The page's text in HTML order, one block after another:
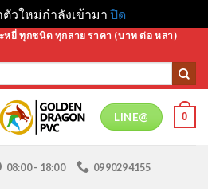
วใหม่กำลังเข้ามา ปิด
หยี่ ทุกชนิด ทุกลาย ราคา (บาท ต่อ หลา)
LINE@ 0
08:00 - 18:00 0990294155